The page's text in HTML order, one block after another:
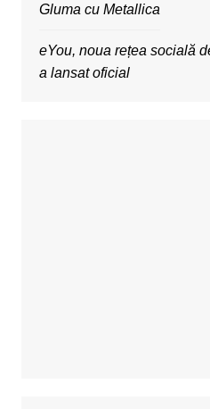
Gluma cu Metallica
eYou, noua rețea socială
a lansat oficial